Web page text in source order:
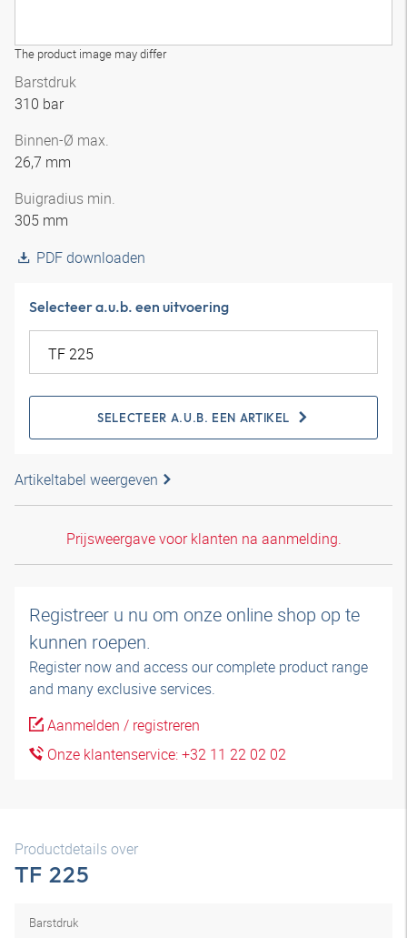
The product image may differ
Barstdruk
310 bar
Binnen-Ø max.
26,7 mm
Buigradius min.
305 mm
PDF downloaden
Selecteer a.u.b. een uitvoering
SELECTEER A.U.B. EEN ARTIKEL
Artikeltabel weergeven
Prijsweergave voor klanten na aanmelding.
Registreer u nu om onze online shop op te
kunnen roepen.
Register now and access our complete product range
and many exclusive services.
Aanmelden / registreren
Onze klantenservice: +32 11 22 02 02
Productdetails over
TF 225
Barstdruk